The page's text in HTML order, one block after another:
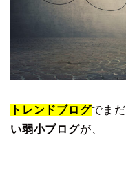
トレンドブログでまだ
い弱小ブログが、